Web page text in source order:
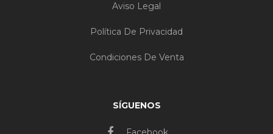
Aviso Legal
Política De Privacidad
Condiciones De Venta
SÍGUENOS